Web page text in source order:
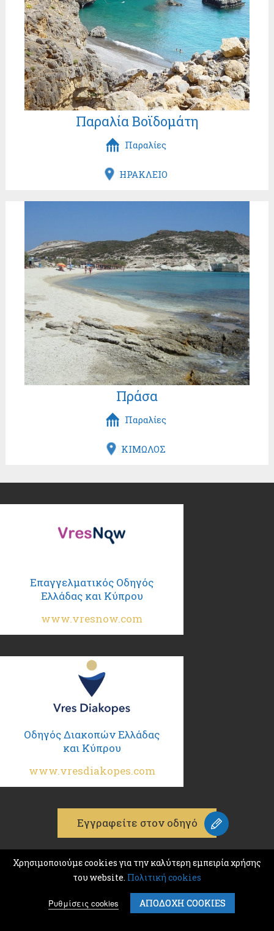
Παραλία Βοϊδομάτη
Παραλίες
ΗΡΑΚΛΕΙΟ
Πράσα
Παραλίες
ΚΙΜΩΛΟΣ
Επαγγελματικός Οδηγός
Ελλάδας και Κύπρου
www.vresnow.com
Οδηγός Διακοπών Ελλάδας
και Κύπρου
www.vresdiakopes.com
Εγγραφείτε στον οδηγό
© 2026
K & M ADVERTISING
ΑΡΙΘΜΟΣ Γ.Ε.Μ.Η.: 132386501000
Χρησιμοποιούμε cookies για την καλύτερη εμπειρία χρήσης
του website. Πολιτική cookies
Ρυθμίσεις cookies ΑΠΟΔΟΧΗ COOKIES